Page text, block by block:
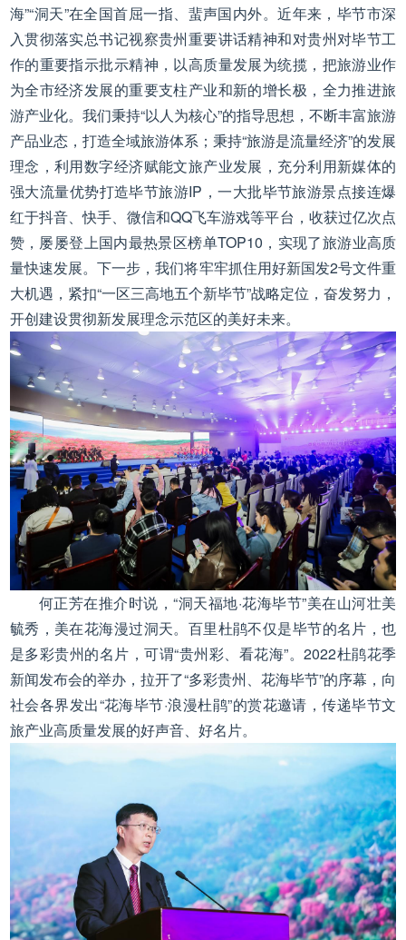
海”“洞天”在全国首屈一指、蜚声国内外。近年来，毕节市深
入贯彻落实总书记视察贵州重要讲话精神和对贵州对毕节工
作的重要指示批示精神，以高质量发展为统揽，把旅游业作
为全市经济发展的重要支柱产业和新的增长极，全力推进旅
游产业化。我们秉持“以人为核心”的指导思想，不断丰富旅游
产品业态，打造全域旅游体系；秉持“旅游是流量经济”的发展
理念，利用数字经济赋能文旅产业发展，充分利用新媒体的
强大流量优势打造毕节旅游IP，一大批毕节旅游景点接连爆
红于抖音、快手、微信和QQ飞车游戏等平台，收获过亿次点
赞，屡屡登上国内最热景区榜单TOP10，实现了旅游业高质
量快速发展。下一步，我们将牢牢抓住用好新国发2号文件重
大机遇，紧扣“一区三高地五个新毕节”战略定位，奋发努力，
开创建设贯彻新发展理念示范区的美好未来。
何正芳在推介时说，“洞天福地·花海毕节”美在山河壮美
毓秀，美在花海漫过洞天。百里杜鹃不仅是毕节的名片，也
是多彩贵州的名片，可谓“贵州彩、看花海”。2022杜鹃花季
新闻发布会的举办，拉开了“多彩贵州、花海毕节”的序幕，向
社会各界发出“花海毕节·浪漫杜鹃”的赏花邀请，传递毕节文
旅产业高质量发展的好声音、好名片。